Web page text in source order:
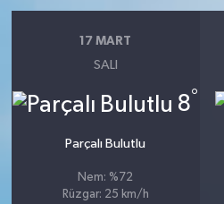
17 MART
SALI
8°
Parçalı Bulutlu
Nem: %72
Rüzgar: 25 km/h